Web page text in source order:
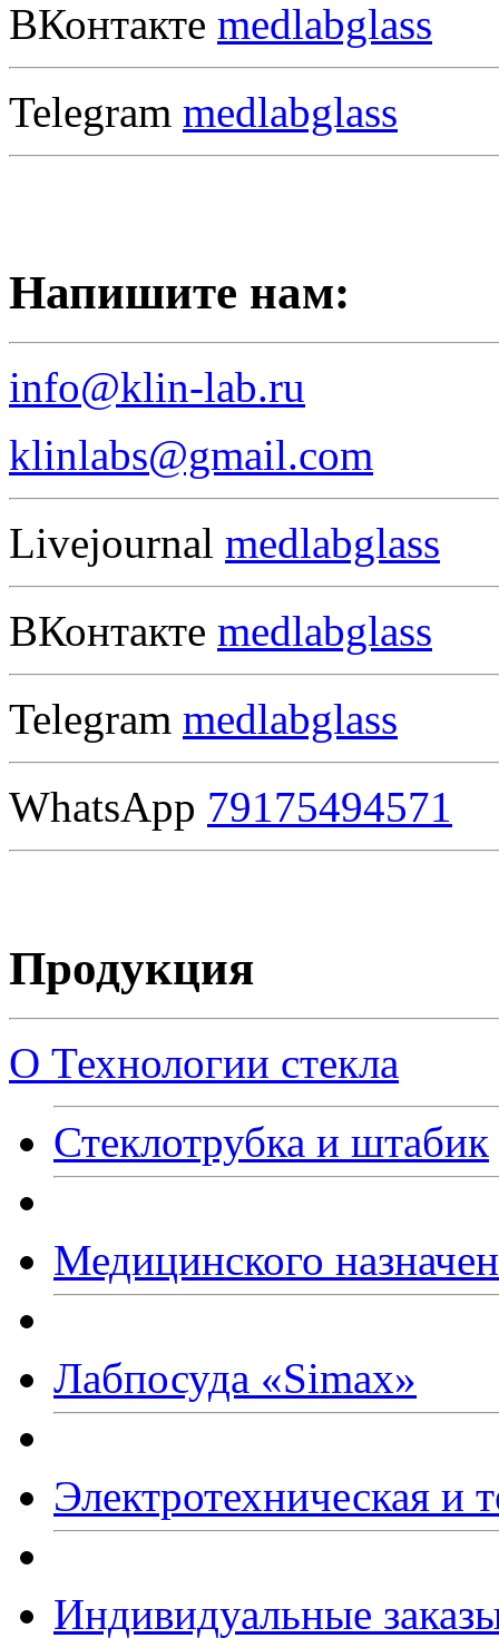
ВКонтакте medlabglass
Telegram medlabglass
Напишите нам:
info@klin-lab.ru
klinlabs@gmail.com
Livejournal medlabglass
ВКонтакте medlabglass
Telegram medlabglass
WhatsApp 79175494571
Продукция
О Технологии стекла
Стеклотрубка и штабик
Медицинского
Лабпосуда «Simax»
Электротехническая и
Индивидуальные